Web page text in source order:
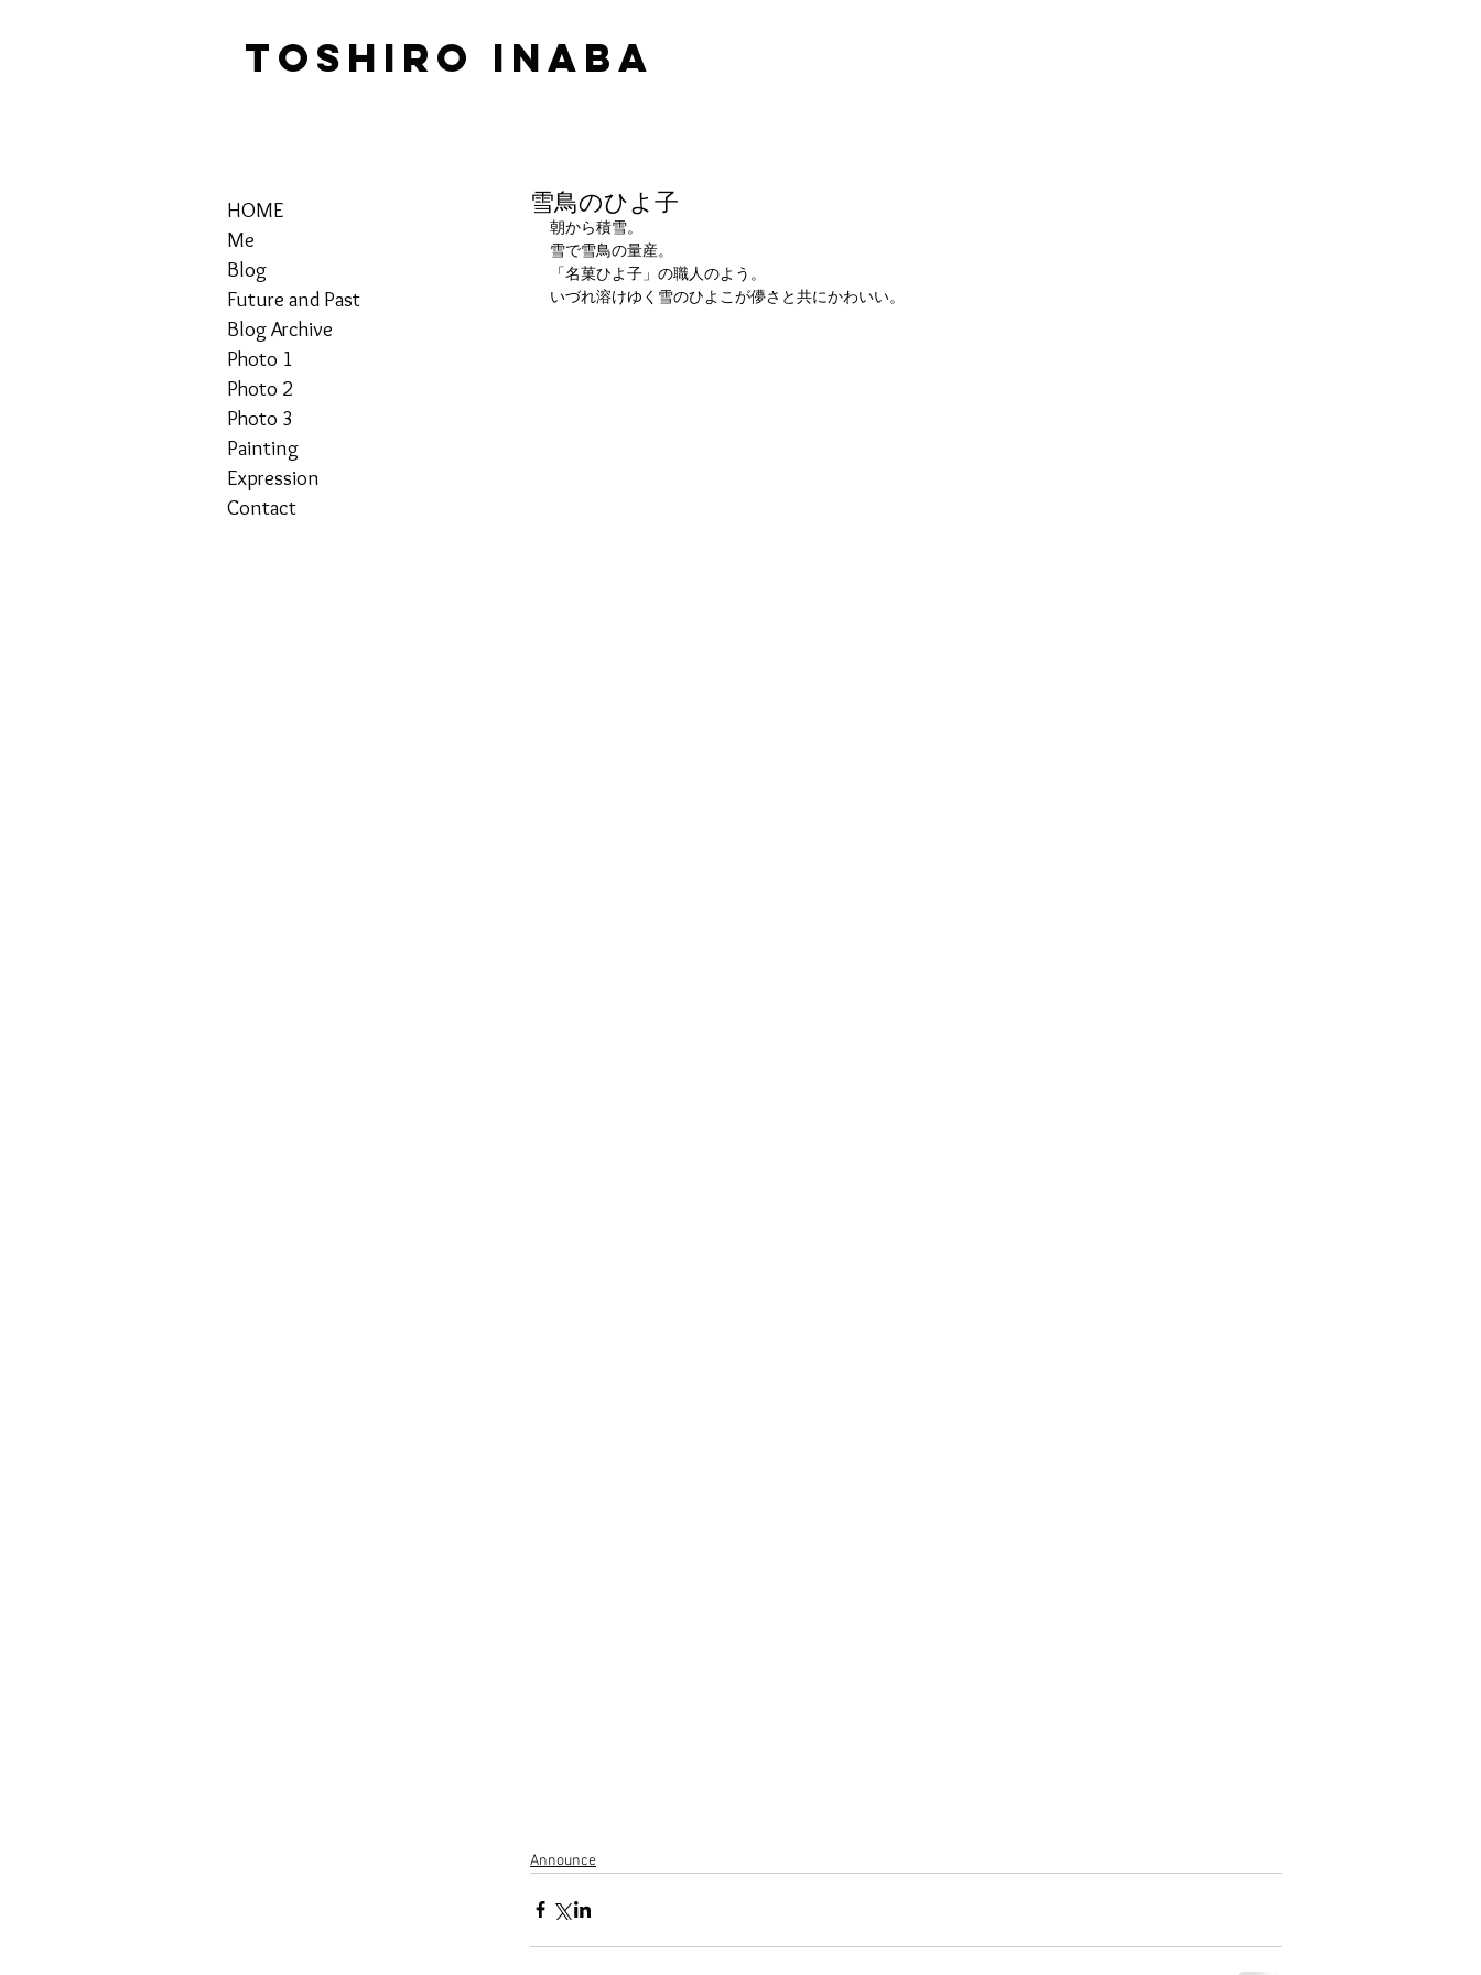
TOSHIRO INABA
雪鳥のひよ子
朝から積雪。
雪で雪鳥の量産。
「名菓ひよ子」の職人のよう。
いづれ溶けゆく雪のひよこが儚さと共にかわいい。
Announce
HOME
Me
Blog
Future and Past
Blog Archive
Photo 1
Photo 2
Photo 3
Painting
Expression
Contact